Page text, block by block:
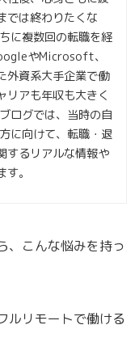
では終わりたくな
に複数回の転職を経
やMicrosoft、
外資系大手企業で働
リアも年収も大きく
ログでは、当時の自
に向けて、転職・退
するリアルな情報や
。
、こんな悩みを持っ
ルリモートで働ける